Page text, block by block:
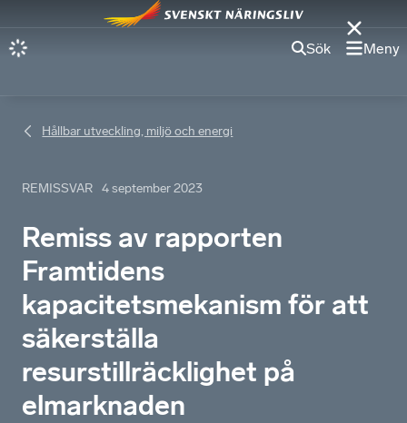
Sök Meny
Hållbar utveckling, miljö och energi
REMISSVAR 4 september 2023
Remiss av rapporten
Framtidens
kapacitetsmekanism för att
säkerställa
resurstillräcklighet på
elmarknaden